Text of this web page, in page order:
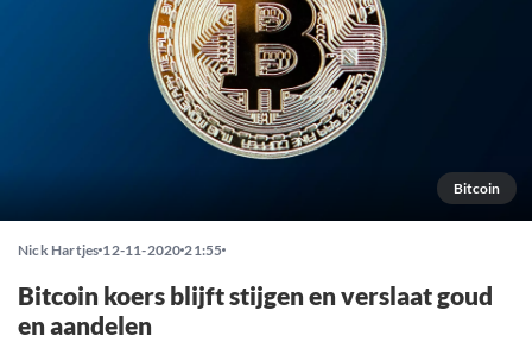
Bitcoin
Nick Hartjes 12-11-2020 21:55
Bitcoin koers blijft stijgen en verslaat goud
en aandelen